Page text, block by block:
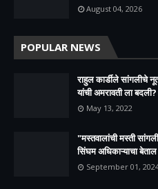
August 04, 2026
POPULAR NEWS
राहुल कार्डीले सांगलीचे
यांची अमरावती ला बदली?
May 13, 2022
"मस्तवालांची मस्ती
सिंघम अधिकाऱ्याचा बेताल
September 01,